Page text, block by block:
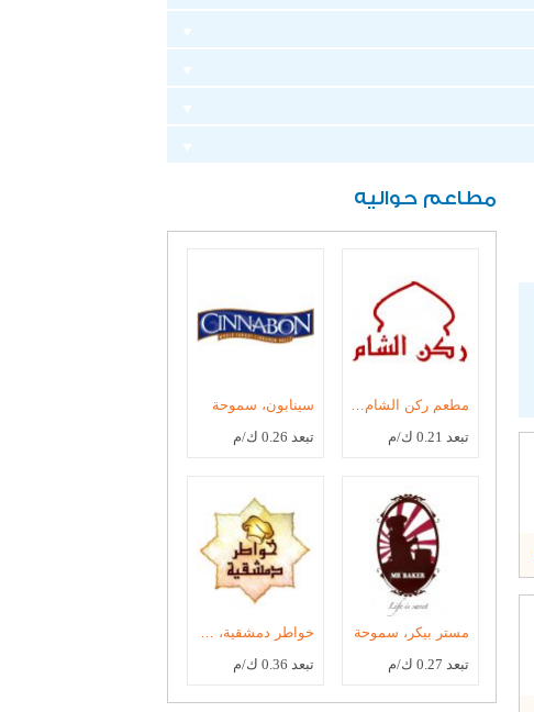
مطاعم حواليه
تبعد 0.21 ك/م
سينابون، سموحة
تبعد 0.26 ك/م
مستر بيكر، سموحة
تبعد 0.27 ك/م تبعد 0.36 ك/م